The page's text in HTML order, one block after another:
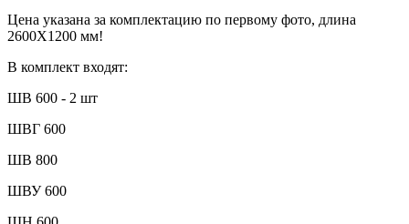
Цена указана за комплектацию по первому фото, длина
2600Х1200 мм!
В комплект входят:
ШВ 600 - 2 шт
ШВГ 600
ШВ 800
ШВУ 600